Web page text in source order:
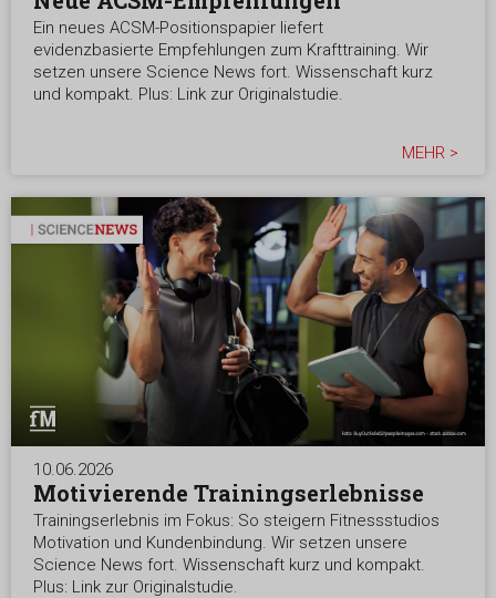
Ein neues ACSM-Positionspapier liefert
evidenzbasierte Empfehlungen zum Krafttraining. Wir
setzen unsere Science News fort. Wissenschaft kurz
und kompakt. Plus: Link zur Originalstudie.
MEHR >
10.06.2026
Motivierende Trainingserlebnisse
Trainingserlebnis im Fokus: So steigern Fitnessstudios
Motivation und Kundenbindung. Wir setzen unsere
Science News fort. Wissenschaft kurz und kompakt.
Plus: Link zur Originalstudie.